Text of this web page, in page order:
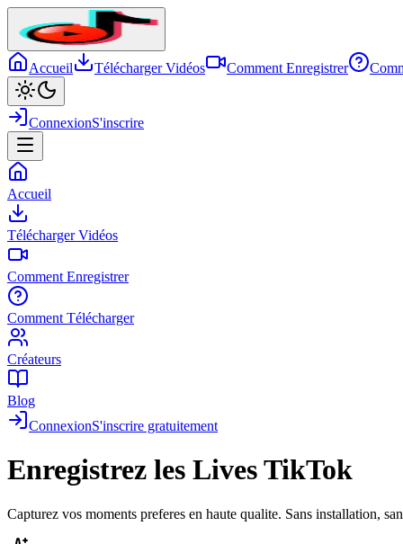
Accueil Télécharger Vidéos Comment Enregistrer
ConnexionS'inscrire
Accueil
Télécharger Vidéos
Comment Enregistrer
Comment Télécharger
Créateurs
Blog
ConnexionS'inscrire gratuitement
Enregistrez les Lives TikTok
Capturez vos moments preferes en haute qualite. Sans installation,